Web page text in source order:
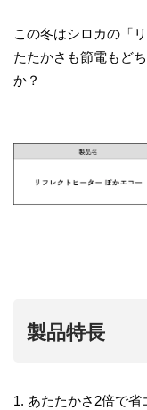
この冬はシロカの「
たたかさも節電もど
か？
製品特長
1. あたたかさ2倍で